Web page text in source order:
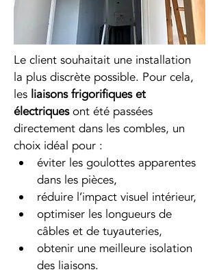
Le client souhaitait une installation
la plus discrète possible. Pour cela,
les liaisons frigorifiques et
électriques ont été passées
directement dans les combles, un
choix idéal pour :
éviter les goulottes apparentes
dans les pièces,
réduire l’impact visuel intérieur,
optimiser les longueurs de
câbles et de tuyauteries,
obtenir une meilleure isolation
des liaisons.